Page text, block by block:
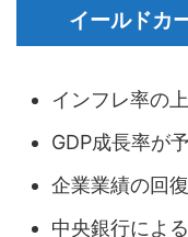
イールドカ
インフレ率の
GDP成長率が
企業業績の回
中央銀行によ